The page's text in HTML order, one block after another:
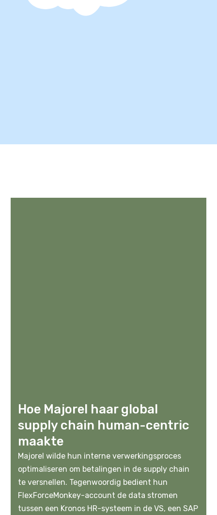
Hoe Majorel haar global
supply chain human-centric
maakte
Majorel wilde hun interne verwerkingsproces
optimaliseren om betalingen in de supply chain
te versnellen. Tegenwoordig bedient hun
FlexForceMonkey-account de data stromen
tussen een Kronos HR-systeem in de VS, een SAP